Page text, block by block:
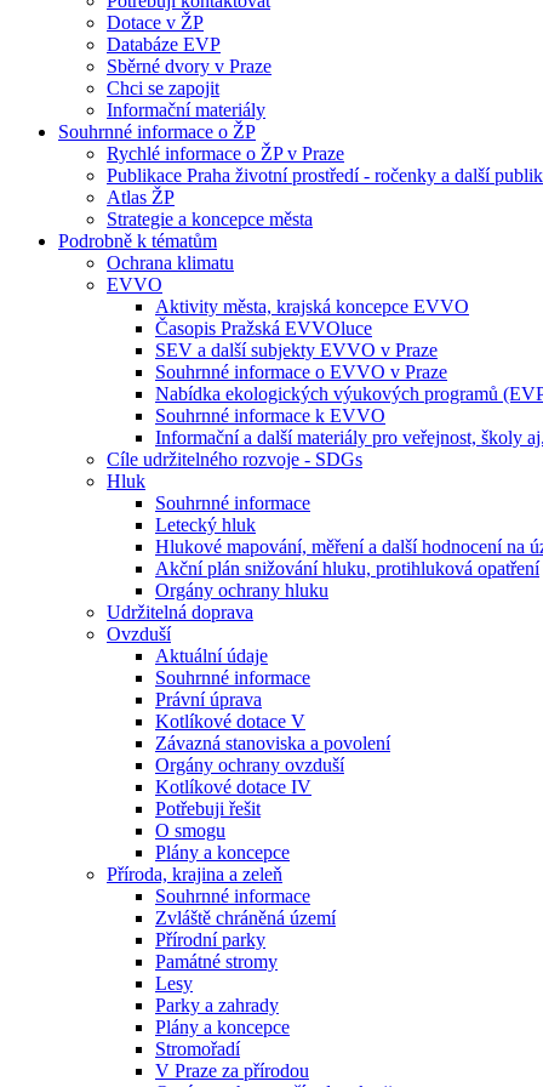
Dotace v ŽP
Databáze EVP
Sběrné dvory v Praze
Chci se zapojit
Informační materiály
Souhrnné informace o ŽP
Rychlé informace o ŽP v Praze
Publikace Praha životní prostředí - ročenky a další
Atlas ŽP
Strategie a koncepce města
Podrobně k tématům
Ochrana klimatu
EVVO
Aktivity města, krajská koncepce EVVO
Časopis Pražská EVVOluce
SEV a další subjekty EVVO v Praze
Souhrnné informace o EVVO v Praze
Nabídka ekologických výukových programů
Souhrnné informace k EVVO
Informační a další materiály pro veřejnost, školy aj.
Cíle udržitelného rozvoje - SDGs
Hluk
Souhrnné informace
Letecký hluk
Hlukové mapování, měření a další hodnocení na
Akční plán snižování hluku, protihluková opatření
Orgány ochrany hluku
Udržitelná doprava
Ovzduší
Aktuální údaje
Souhrnné informace
Právní úprava
Kotlíkové dotace V
Závazná stanoviska a povolení
Orgány ochrany ovzduší
Kotlíkové dotace IV
Potřebuji řešit
O smogu
Plány a koncepce
Příroda, krajina a zeleň
Souhrnné informace
Zvláště chráněná území
Přírodní parky
Památné stromy
Lesy
Parky a zahrady
Plány a koncepce
Stromořadí
V Praze za přírodou